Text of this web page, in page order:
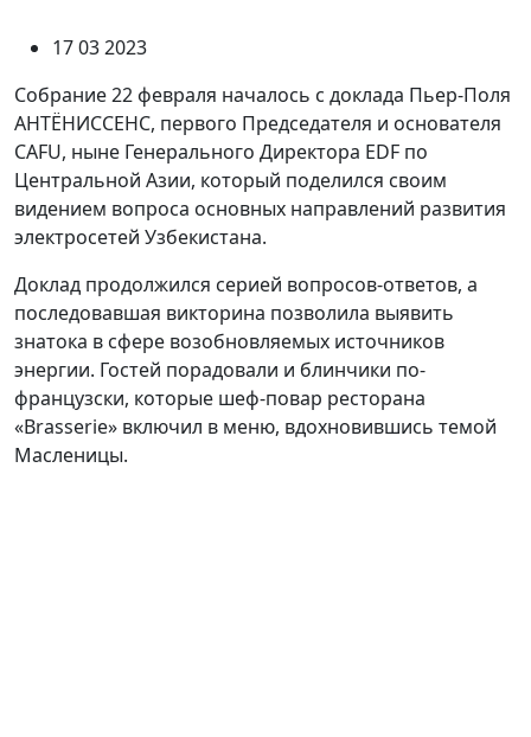
17 03 2023
Собрание 22 февраля началось с доклада Пьер-Поля
АНТЁНИССЕНС, первого Председателя и основателя
CAFU, ныне Генерального Директора EDF по
Центральной Азии, который поделился своим
видением вопроса основных направлений развития
электросетей Узбекистана.
Доклад продолжился серией вопросов-ответов, а
последовавшая викторина позволила выявить
знатока в сфере возобновляемых источников
энергии. Гостей порадовали и блинчики по-
французски, которые шеф-повар ресторана
«Brasserie» включил в меню, вдохновившись темой
Масленицы.